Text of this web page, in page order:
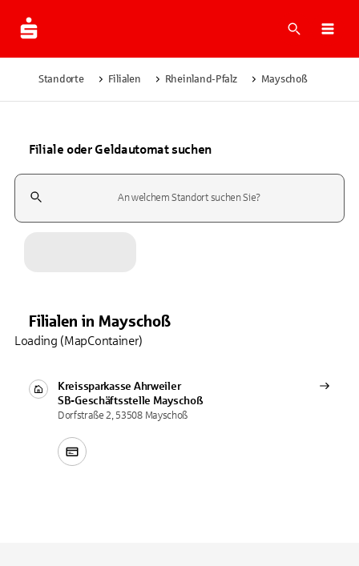
Suche
Standorte Filialen Rheinland-Pfalz Mayschoß
Filiale oder Geldautomat suchen
Suchfeld
Filialen in Mayschoß
Kreissparkasse Ahrweiler
SB-Geschäftsstelle Mayschoß
Dorfstraße 2, 53508 Mayschoß
Loading (MapContainer)